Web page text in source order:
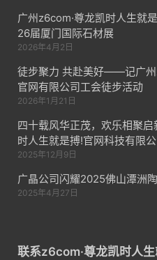
广州z6com·尊龙凯时人生就
26届厦门国际石材展
2026年4月2日
徒步聚力 共赴美好——记广州
官网有限公司工会徒步活动
2026年1月21日
四十载风华正茂，欢乐相聚
时人生就是搏!官网科技有限
2025年12月9日
广晶公司闪耀2025佛山潭洲
2025年4月27日
联系z6com·尊龙凯时人